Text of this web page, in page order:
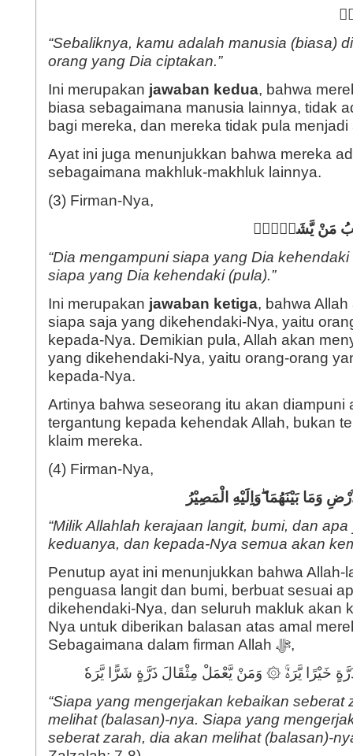
“Sebaliknya, kamu adalah manusia (biasa)
orang yang Dia ciptakan.”
Ini merupakan jawaban kedua, bahwa
biasa sebagaimana manusia lainnya, tidak
bagi mereka, dan mereka tidak pula
Ayat ini juga menunjukkan bahwa mereka
sebagaimana makhluk-makhluk lainnya.
(3) Firman-Nya,
مَنْ يَّشَاۤءُۗ
“Dia mengampuni siapa yang Dia
siapa yang Dia kehendaki (pula).”
Ini merupakan jawaban ketiga, bahwa
siapa saja yang dikehendaki-Nya, yaitu
kepada-Nya. Demikian pula, Allah akan
yang dikehendaki-Nya, yaitu orang-orang
kepada-Nya.
Artinya bahwa seseorang itu akan diampuni
tergantung kepada kehendak Allah, bukan
klaim mereka.
(4) Firman-Nya,
وَمَا بَيْنَهُمَا ۖوَاِلَيْهِ الْمَصِيْرُ
“Milik Allahlah kerajaan langit, bumi, dan
keduanya, dan kepada-Nya semua akan
Penutup ayat ini menunjukkan bahwa Allah-
penguasa langit dan bumi, berbuat sesuai
dikehendaki-Nya, dan seluruh makluk akan
Nya untuk diberikan balasan atas amal
Sebagaimana dalam firman Allah ﷻ,
“Siapa yang mengerjakan kebaikan seberat
melihat (balasan)-nya. Siapa yang
seberat zarah, dia akan melihat (balasan)-